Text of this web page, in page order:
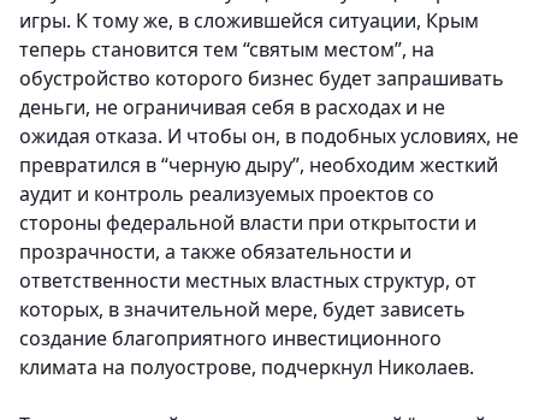
игры. К тому же, в сложившейся ситуации, Крым
теперь становится тем “святым местом”, на
обустройство которого бизнес будет запрашивать
деньги, не ограничивая себя в расходах и не
ожидая отказа. И чтобы он, в подобных условиях, не
превратился в “черную дыру”, необходим жесткий
аудит и контроль реализуемых проектов со
стороны федеральной власти при открытости и
прозрачности, а также обязательности и
ответственности местных властных структур, от
которых, в значительной мере, будет зависеть
создание благоприятного инвестиционного
климата на полуострове, подчеркнул Николаев.